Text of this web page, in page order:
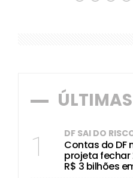
ÚLTIMAS
1 DF SAI DO
Contas do DF
projeta fechar
R$ 3 bilhões